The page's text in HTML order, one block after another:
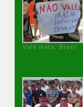
Vale mata, Brasil